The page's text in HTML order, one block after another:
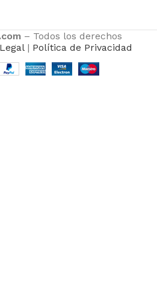
– Todos los derechos
| Política de Privacidad